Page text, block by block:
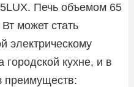
Печь объемом 65
может стать
электрическому
кухне, и в
преимуществ: